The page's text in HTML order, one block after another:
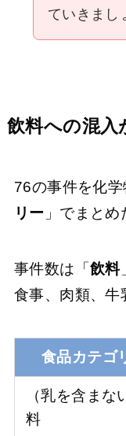
ていきまし
飲料への混入
76の事件を化学
リー 」でまとめ
事件数は「 飲料
食事、肉類、牛
食品カテゴ
（乳を含まな
料